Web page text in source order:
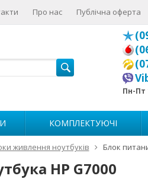
Про нас Публічна оферта
Пн-Пт
КОМПЛЕКТУЮЧІ
живлення ноутбуків Блок
HP G7000